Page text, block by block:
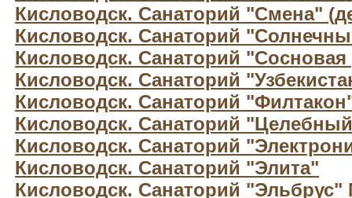
Кисловодск. Санаторий "Смена"
Кисловодск. Санаторий
Кисловодск. Санаторий
Кисловодск. Санаторий
Кисловодск. Санаторий
Кисловодск. Санаторий
Кисловодск. Санаторий
Кисловодск. Санаторий "Элита"
Кисловодск. Санаторий